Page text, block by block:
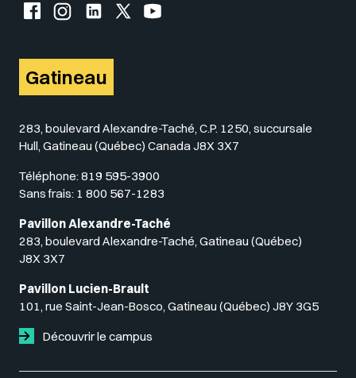
Facebook de l'UQO
Instagram de l'UQO
LinkedIn de l'UQO
X (Twitter) de l'UQO
YouTube de l'UQO
Gatineau
283, boulevard Alexandre-Taché, C.P. 1250, succursale
Hull, Gatineau (Québec) Canada J8X 3X7
Téléphone: 819 595-3900
Sans frais: 1 800 567-1283
Pavillon Alexandre-Taché
283, boulevard Alexandre-Taché, Gatineau (Québec)
J8X 3X7
Pavillon Lucien-Brault
101, rue Saint-Jean-Bosco, Gatineau (Québec) J8Y 3G5
Découvrir le campus